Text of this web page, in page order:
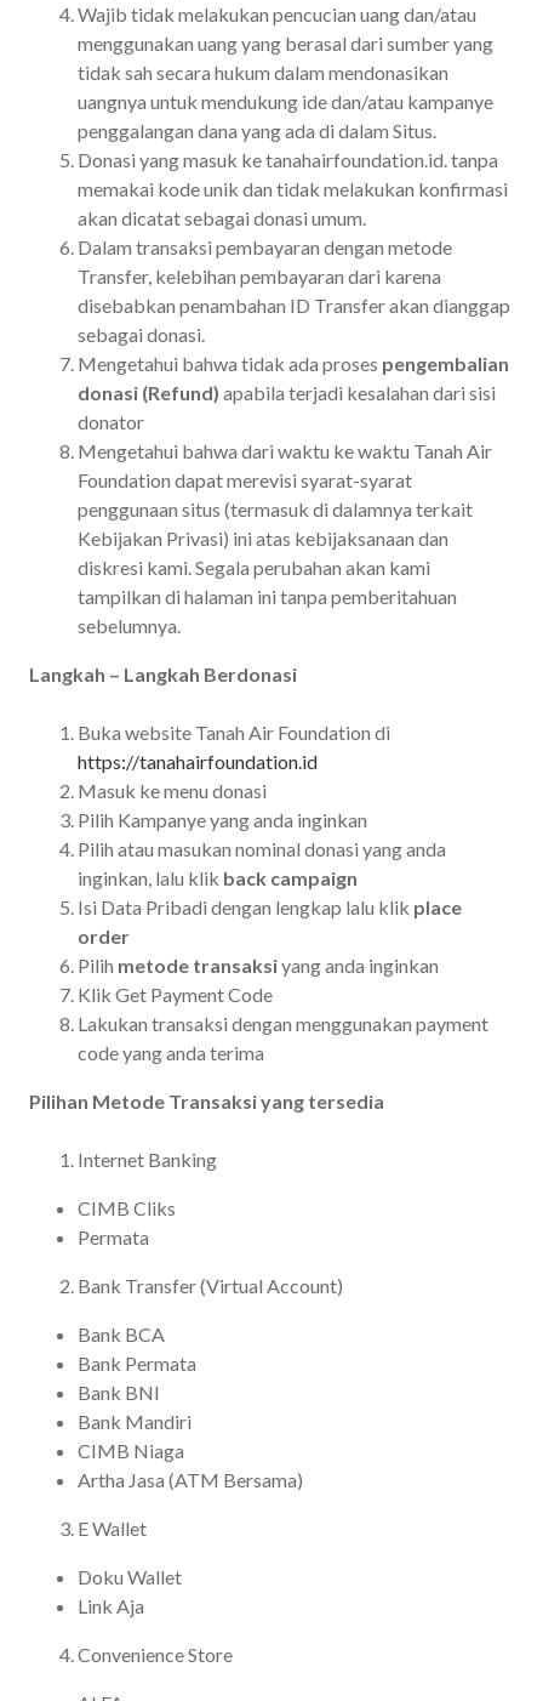
Wajib tidak melakukan pencucian uang dan/atau
menggunakan uang yang berasal dari sumber yang
tidak sah secara hukum dalam mendonasikan
uangnya untuk mendukung ide dan/atau kampanye
penggalangan dana yang ada di dalam Situs.
Donasi yang masuk ke tanahairfoundation.id. tanpa
memakai kode unik dan tidak melakukan konfirmasi
akan dicatat sebagai donasi umum.
Dalam transaksi pembayaran dengan metode
Transfer, kelebihan pembayaran dari karena
disebabkan penambahan ID Transfer akan dianggap
sebagai donasi.
Mengetahui bahwa tidak ada proses pengembalian
donasi (Refund) apabila terjadi kesalahan dari sisi
donator
Mengetahui bahwa dari waktu ke waktu Tanah Air
Foundation dapat merevisi syarat-syarat
penggunaan situs (termasuk di dalamnya terkait
Kebijakan Privasi) ini atas kebijaksanaan dan
diskresi kami. Segala perubahan akan kami
tampilkan di halaman ini tanpa pemberitahuan
sebelumnya.
Langkah – Langkah Berdonasi
Buka website Tanah Air Foundation di
https://tanahairfoundation.id
Masuk ke menu donasi
Pilih Kampanye yang anda inginkan
Pilih atau masukan nominal donasi yang anda
inginkan, lalu klik back campaign
Isi Data Pribadi dengan lengkap lalu klik place
order
Pilih metode transaksiyang anda inginkan
Klik Get Payment Code
Lakukan transaksi dengan menggunakan payment
code yang anda terima
Pilihan Metode Transaksi yang tersedia
Internet Banking
CIMB Cliks
Permata
Bank Transfer (Virtual Account)
Bank BCA
Bank Permata
Bank BNI
Bank Mandiri
CIMB Niaga
Artha Jasa (ATM Bersama)
E Wallet
Doku Wallet
Link Aja
Convenience Store